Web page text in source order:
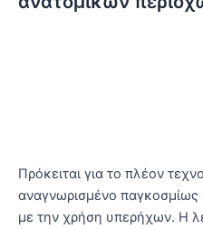
Πρόκειται για το πλέον
αναγνωρισμένο
με την χρήση υπερήχων. Η